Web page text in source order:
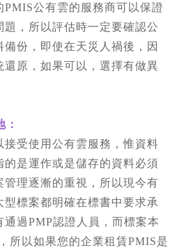
公有雲的服務商可以保證
，所以評估時一定要確認公
份，即使在天災人禍後，因
原，如果可以，選擇有做異
受使用公有雲服務，惟資料
是運作或是儲存的資料必須
理逐漸的重視，所以現今有
標案都明確在標書中要求承
過PMP認證人員，而標案本
所以如果您的企業租賃PMIS是